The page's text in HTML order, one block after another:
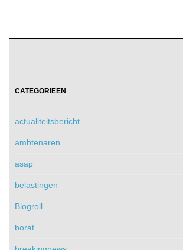
CATEGORIEËN
actualiteitsbericht
ambtenaren
asap
belastingen
Blogroll
borat